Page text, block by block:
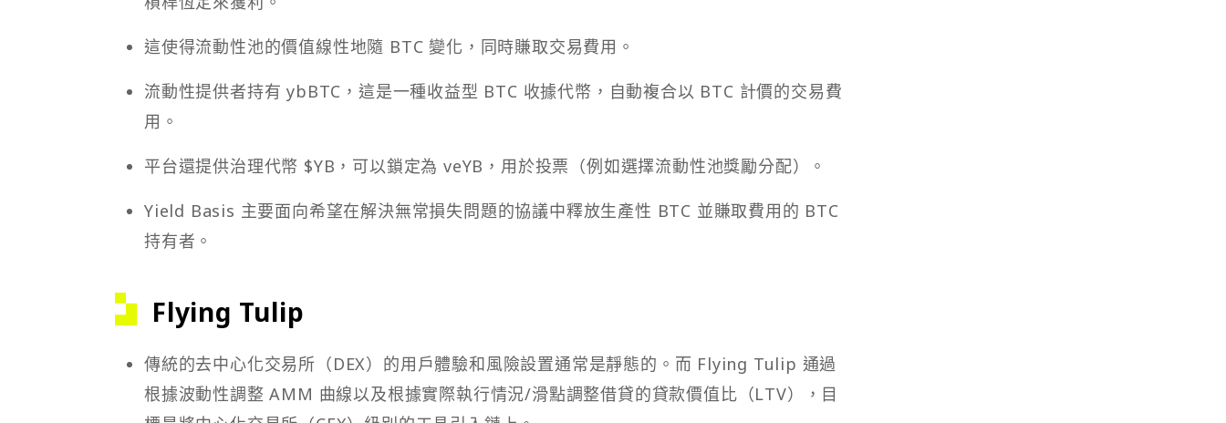
這使得流動性池的價值線性地隨 BTC 變化，同時賺取交易費用。
流動性提供者持有 ybBTC，這是一種收益型 BTC 收據代幣，自動複合以 BTC 計價的交易費
用。
平台還提供治理代幣 $YB，可以鎖定為 veYB，用於投票（例如選擇流動性池獎勵分配）。
Yield Basis 主要面向希望在解決無常損失問題的協議中釋放生產性 BTC 並賺取費用的 BTC
持有者。
Flying Tulip
傳統的去中心化交易所（DEX）的用戶體驗和風險設置通常是靜態的。而 Flying Tulip 通過
根據波動性調整 AMM 曲線以及根據實際執行情況/滑點調整借貸的貸款價值比（LTV），目